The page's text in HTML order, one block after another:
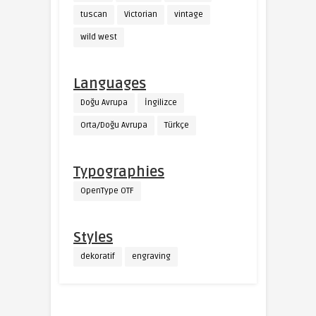
tuscan Victorian vintage
wild west
Languages
Doğu Avrupa İngilizce
Orta/Doğu Avrupa Türkçe
Typographies
OpenType OTF
Styles
dekoratif engraving